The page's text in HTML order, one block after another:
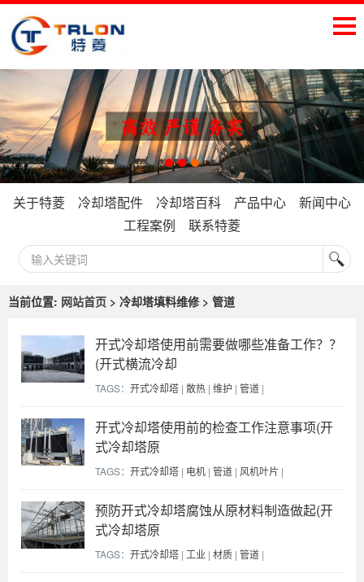
关于特菱 冷却塔配件 冷却塔百科 产品中心
新闻中心
工程案例
联系特菱
当前位置: 网站首页 > 冷却塔填料维修 > 管道
开式冷却塔使用前需要做哪些准备工作？？
(开式横流冷却
TAGS： 开式冷却塔 | 散热 | 维护 | 管道 |
开式冷却塔使用前的检查工作注意事项(开
式冷却塔原
TAGS： 开式冷却塔 | 电机 | 管道 | 风机叶片 |
预防开式冷却塔腐蚀从原材料制造做起(开
式冷却塔原
TAGS： 开式冷却塔 | 工业 | 材质 | 管道 |